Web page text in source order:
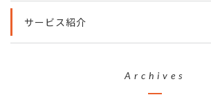
サービス紹介
Archives